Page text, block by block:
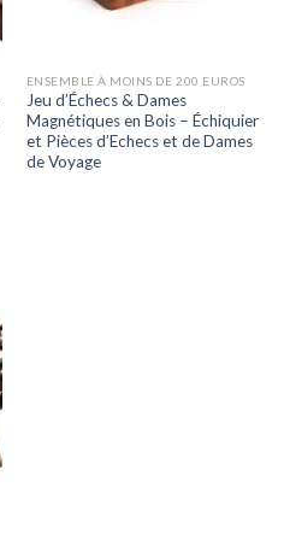
ENSEMBLE À MOINS DE 200 EUROS
Jeu d’Échecs & Dames
Magnétiques en Bois – Échiquier
et Pièces d’Echecs et de Dames
de Voyage